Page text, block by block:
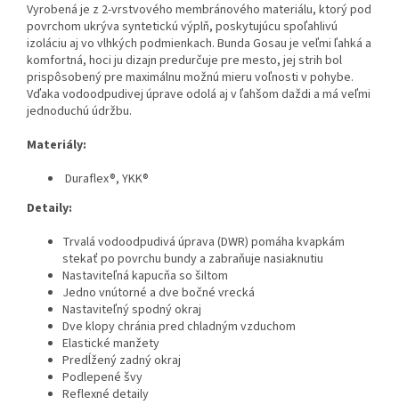
Vyrobená je z 2-vrstvového membránového materiálu, ktorý pod
povrchom ukrýva syntetickú výplň, poskytujúcu spoľahlivú
izoláciu aj vo vlhkých podmienkach. Bunda Gosau je veľmi ľahká a
komfortná, hoci ju dizajn predurčuje pre mesto, jej strih bol
prispôsobený pre maximálnu možnú mieru voľnosti v pohybe.
Vďaka vodoodpudivej úprave odolá aj v ľahšom daždi a má veľmi
jednoduchú údržbu.
Materiály:
Duraflex®, YKK®
Detaily:
Trvalá vodoodpudivá úprava (DWR) pomáha kvapkám
stekať po povrchu bundy a zabraňuje nasiaknutiu
Nastaviteľná kapucňa so šiltom
Jedno vnútorné a dve bočné vrecká
Nastaviteľný spodný okraj
Dve klopy chránia pred chladným vzduchom
Elastické manžety
Predĺžený zadný okraj
Podlepené švy
Reflexné detaily